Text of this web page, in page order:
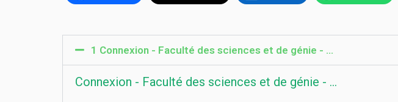
1 Connexion - Faculté des sciences et de génie - …
Connexion - Faculté des sciences et de génie - …